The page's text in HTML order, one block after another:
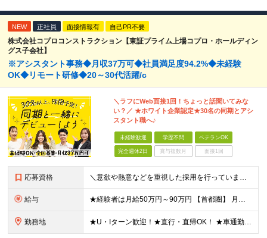
NEW 正社員 面接情報有 自己PR不要
株式会社コプロコンストラクション【東証プライム上場コプロ・ホールディン
グス子会社】
※アシスタント事務◆月収37万可◆社員満足度94.2%◆未経験
OK◆リモート研修◆20～30代活躍/c
＼ラフにWeb面接1回！ちょっと話聞いてみな
い？／ ★ホワイト企業認定★30名の同期とアシ
スタント職へ♪
未経験歓迎 学歴不問 ベテランOK
完全週休2日 賞与複数月 面接1回
応募資格 ＼意欲や熱意などを重視した採用を行っています／ ●未経験・第二新卒歓迎 ●学歴・年齢・転職回数は一切不問です！ ※新卒の方もご応募可能 （待遇・募集要項等は別途ご案内いたします） ※入社時期は柔軟に対
給与 ★経験者は月給50万円～90万円 【首都圏】 月給30万1230円〜 ⇒基本22万7000円+地域6万4230円+皆勤1万円 【群馬/栃木/茨城】 月給28万1090円〜 ⇒基本23万4000円+
勤務地 ★U・Iターン歓迎！★直行・直帰OK！ ★車通勤可能のエリアもあり！★出張なしの働き方も可能 全国47都道府県の各プロジェクト（転勤なし！勤務地に対する希望も実現可能！） 「自宅から1時間以内で通え